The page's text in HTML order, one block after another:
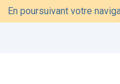
En poursuivant votre